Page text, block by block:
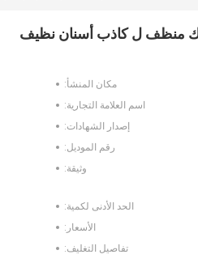
مكان المنشأ:
اسم العلامة التجارية:
إصدار الشهادات:
رقم الموديل:
وثيقة:
الحد الأدنى لكمية:
الأسعار:
تفاصيل التغليف: